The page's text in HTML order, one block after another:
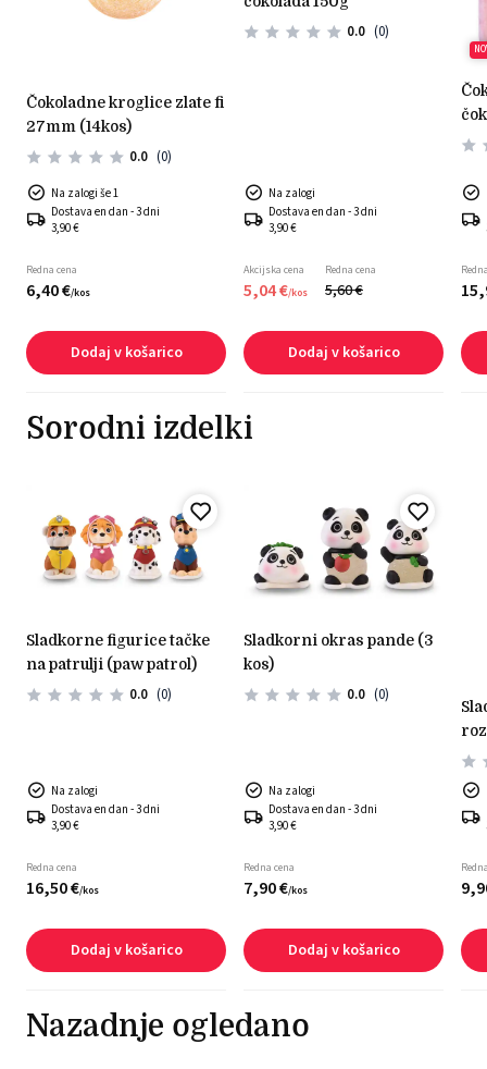
čokoladne kroglice zlate fi
27mm (14kos)
0.0 (0)
Na zalogi še 1
Dostava en dan - 3 dni
3,90 €
Redna cena
6,40€/kos
Dodaj v košarico
0.0 (0)
Na zalogi
Dostava en dan - 3 dni
3,90 €
Akcijska cena
5,04€/kos
Redna cena
5,60€
Dodaj v košarico
čokoladni okras bela
15,
Sorodni izdelki
sladkorne figurice tačke
na patrulji (paw patrol)
0.0 (0)
Na zalogi
Dostava en dan - 3 dni
3,90 €
Redna cena
16,50€/kos
Dodaj v košarico
sladkorni okras pande (3
kos)
0.0 (0)
Na zalogi
Dostava en dan - 3 dni
3,90 €
Redna cena
7,90€/kos
Dodaj v košarico
sladkorni okras - zajček z
9,
Nazadnje ogledano